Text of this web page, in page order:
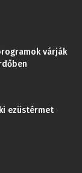
várják
ezüstérmet